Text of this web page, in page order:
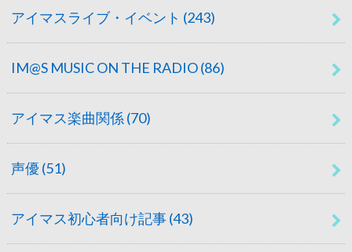
アイマスライブ・イベント (243)
IM@S MUSIC ON THE RADIO(86)
アイマス楽曲関係 (70)
声優 (51)
アイマス初心者向け記事(43)